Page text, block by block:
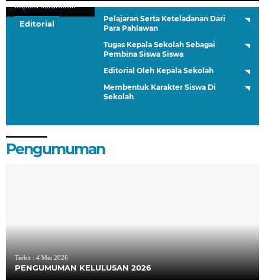
Editorial
Kepala Madrasah
Pelajaran Serta Keteladanan Dari
Para Pahlawan
Tugas Kepala Sekolah Sebagai
Pembina Siswa Siswa
Editorial Oleh Kepala Sekolah
Membentuk Karakter Siswa Di
Sekolah
Pengumuman
Terbit : 4 Mei 2026
PENGUMUMAN KELULUSAN 2026